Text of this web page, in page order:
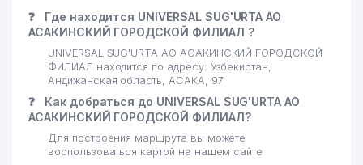
❓
Где находится UNIVERSAL SUG'URTA АО
АСАКИНСКИЙ ГОРОДСКОЙ ФИЛИАЛ ?
UNIVERSAL SUG'URTA АО АСАКИНСКИЙ ГОРОДСКОЙ
ФИЛИАЛ находится по адресу: Узбекистан,
Андижанская область, АСАКА, 97
❓
Как добраться до UNIVERSAL SUG'URTA АО
АСАКИНСКИЙ ГОРОДСКОЙ ФИЛИАЛ?
Для построения маршрута вы можете
воспользоваться картой на нашем сайте